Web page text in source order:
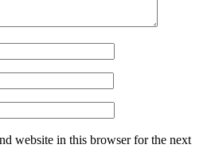
website in this browser for the next